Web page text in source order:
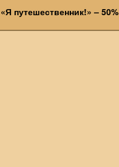
«Я путешественник!» – 50%